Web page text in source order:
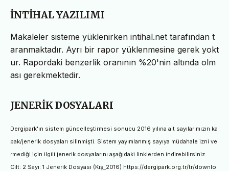
İNTİHAL YAZILIMI
Makaleler sisteme yüklenirken intihal.net tarafından t
aranmaktadır. Ayrı bir rapor yüklenmesine gerek yokt
ur. Rapordaki benzerlik oranının %20'nin altında olm
ası gerekmektedir.
JENERİK DOSYALARI
Dergipark'ın sistem güncelleştirmesi sonucu 2016 yılına ait sayılarımızın ka
pak/jenerik dosyaları silinmişti. Sistem yayımlanmış sayıya müdahale izni ve
rmediği için ilgili jenerik dosyalarını aşağıdaki linklerden indirebilirsiniz.
Cilt: 2 Sayı: 1 Jenerik Dosyası (Kış_2016) https://dergipark.org.tr/tr/downlo